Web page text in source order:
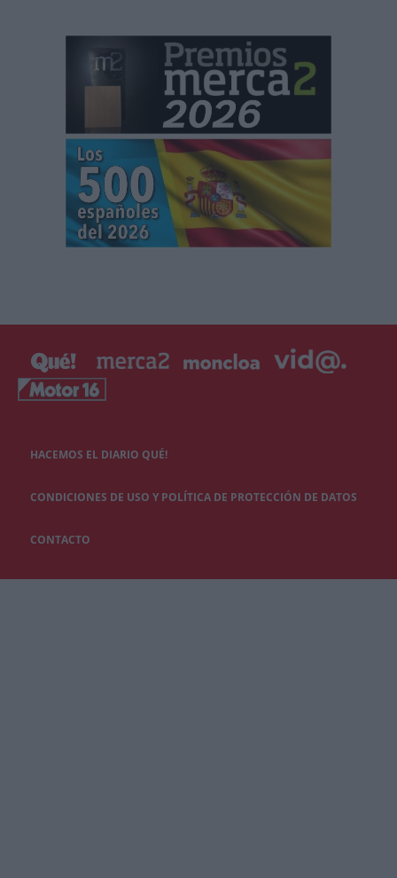
HACEMOS EL DIARIO QUÉ!
CONDICIONES DE USO Y POLÍTICA DE PROTECCIÓN DE DATOS
CONTACTO